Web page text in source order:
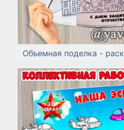
Объемная поделка -